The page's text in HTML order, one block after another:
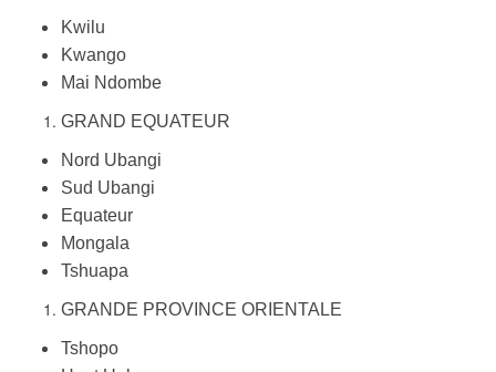
Kwilu
Kwango
Mai Ndombe
GRAND EQUATEUR
Nord Ubangi
Sud Ubangi
Equateur
Mongala
Tshuapa
GRANDE PROVINCE ORIENTALE
Tshopo